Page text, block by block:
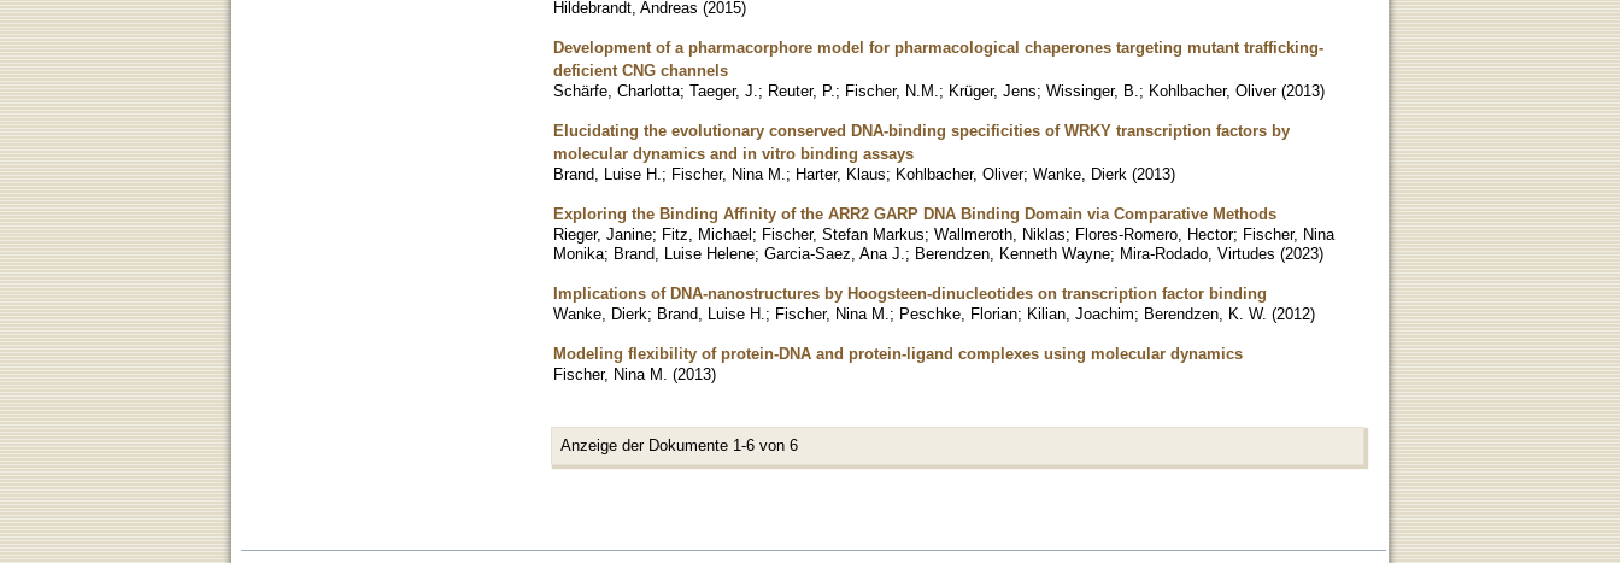
Hildebrandt, Andreas (2015)
Development of a pharmacorphore model for pharmacological chaperones targeting mutant trafficking-
deficient CNG channels
Schärfe, Charlotta; Taeger, J. ; Reuter, P. ; Fischer, N.M. ; Krüger, Jens; Wissinger, B. ; Kohlbacher, Oliver (2013)
Elucidating the evolutionary conserved DNA-binding specificities of WRKY transcription factors by
molecular dynamics and in vitro binding assays
Brand, Luise H. ; Fischer, Nina M. ; Harter, Klaus; Kohlbacher, Oliver; Wanke, Dierk (2013)
Exploring the Binding Affinity of the ARR2 GARP DNA Binding Domain via Comparative Methods
Rieger, Janine; Fitz, Michael; Fischer, Stefan Markus; Wallmeroth, Niklas; Flores-Romero, Hector; Fischer, Nina
Monika; Brand, Luise Helene; Garcia-Saez, Ana J. ; Berendzen, Kenneth Wayne; Mira-Rodado, Virtudes (2023)
Implications of DNA-nanostructures by Hoogsteen-dinucleotides on transcription factor binding
Wanke, Dierk; Brand, Luise H. ; Fischer, Nina M. ; Peschke, Florian; Kilian, Joachim; Berendzen, K. W. (2012)
Modeling flexibility of protein-DNA and protein-ligand complexes using molecular dynamics
Fischer, Nina M. (2013)
Anzeige der Dokumente 1-6 von 6